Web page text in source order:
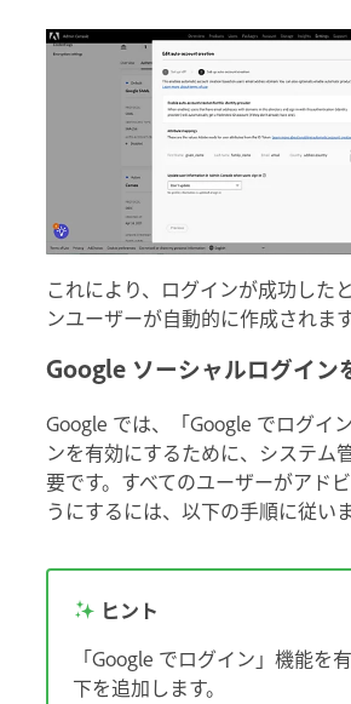
これにより、ログインが成功した
ンユーザーが自動的に作成されます
Google ソーシャルログイン
Google では、「Google でログイ
ンを有効にするために、システム
要です。すべてのユーザーがアド
うにするには、以下の手順に従いま
ヒント
「Google でログイン」機能を
下を追加します。